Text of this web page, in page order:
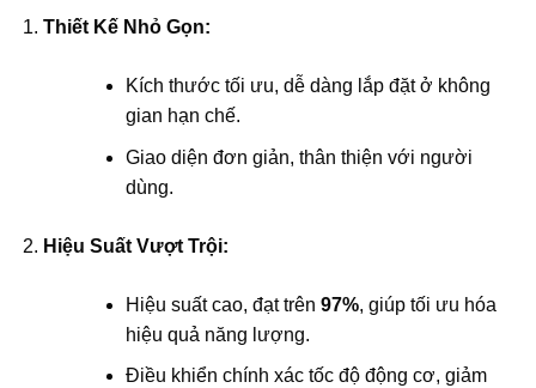
Thiết Kế Nhỏ Gọn:
Kích thước tối ưu, dễ dàng lắp đặt ở không
gian hạn chế.
Giao diện đơn giản, thân thiện với người
dùng.
Hiệu Suất Vượt Trội:
Hiệu suất cao, đạt trên 97%, giúp tối ưu hóa
hiệu quả năng lượng.
Điều khiển chính xác tốc độ động cơ, giảm